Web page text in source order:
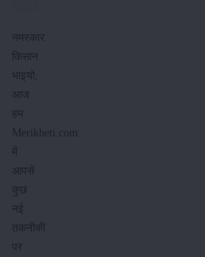
नमस्कार
किसान
भाइयो,
आज
हम
Merikheti.com
में
आपसे
कुछ
नई
तकनीकी
पर